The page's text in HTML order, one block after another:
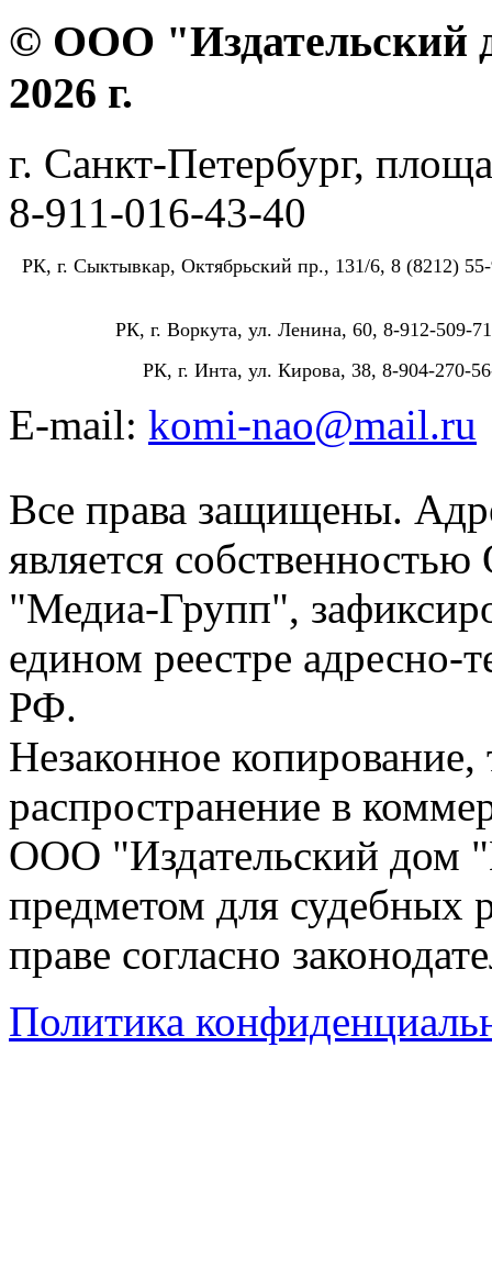
© ООО "Издательский
2026 г.
г. Санкт-Петербург,
8-911-016-43-40
РК, г. Сыктывкар, Октябрьский пр., 131/6, 8 (8212)
РК, г. Воркута, ул. Ленина, 60, 8-912-509-
РК, г. Инта, ул. Кирова, 38, 8-904-270-
E-mail: komi-nao@mail.ru
Все права защищены.
является
"Медиа-Групп",
едином реестре адресно-
РФ.
Незаконное
распространение в
ООО "Издательский дом
предметом для судебных
праве согласно
Политика